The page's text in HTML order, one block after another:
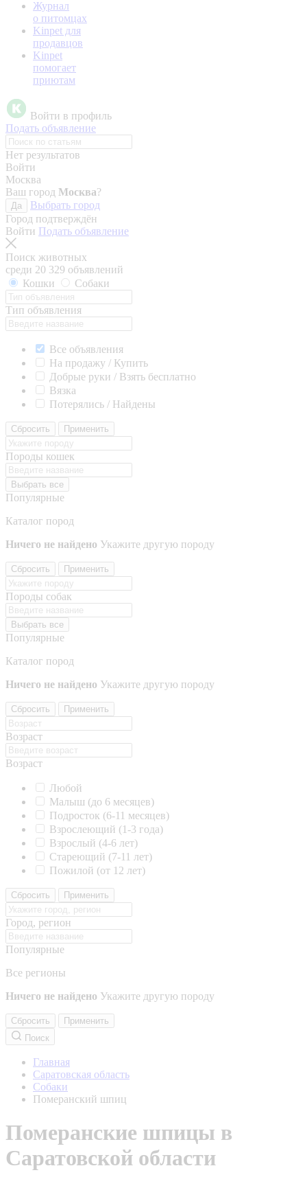
Журнал
о питомцах
Kinpet для
продавцов
Kinpet
помогает
приютам
Войти в профиль
Подать объявление
Нет результатов
Войти
Москва
Ваш город Москва?
Да
Выбрать город
Город подтверждён
Войти Подать объявление
Поиск животных
среди 20 329 объявлений
Кошки
Собаки
Тип объявления
Все объявления
На продажу / Купить
Добрые руки / Взять бесплатно
Вязка
Потерялись / Найдены
Сбросить Применить
Породы кошек
Выбрать все
Популярные
Каталог пород
Ничего не найдено Укажите другую породу
Сбросить Применить
Породы собак
Выбрать все
Популярные
Каталог пород
Ничего не найдено Укажите другую породу
Сбросить Применить
Возраст
Возраст
Любой
Малыш (до 6 месяцев)
Подросток (6-11 месяцев)
Взрослеющий (1-3 года)
Взрослый (4-6 лет)
Стареющий (7-11 лет)
Пожилой (от 12 лет)
Сбросить Применить
Город, регион
Популярные
Все регионы
Ничего не найдено Укажите другую породу
Сбросить
Применить
Поиск
Главная
Саратовская область
Собаки
Померанский шпиц
Померанские шпицы в
Саратовской области